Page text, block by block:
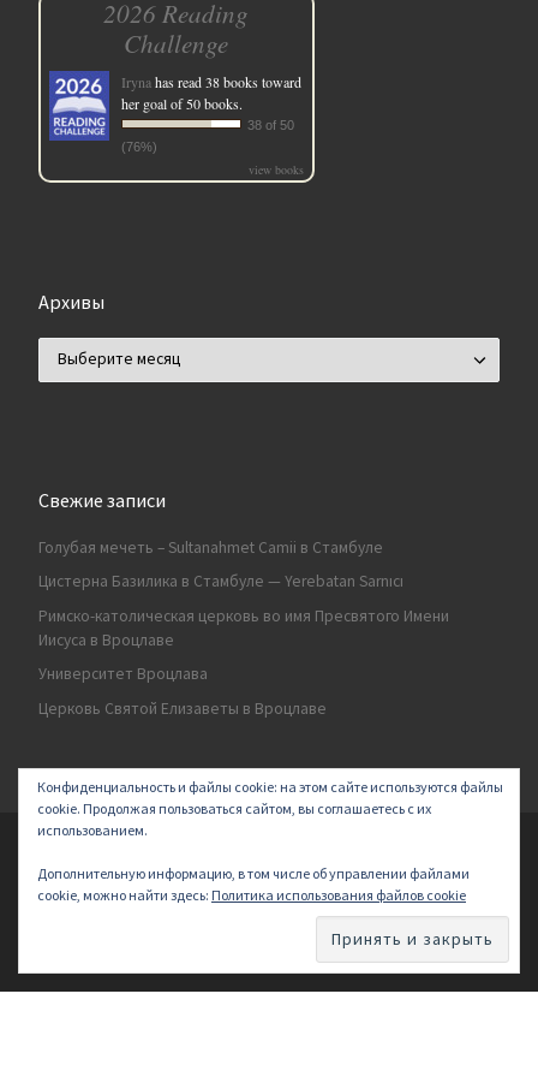
2026 Reading
Challenge
Irynahas read 38 books toward
her goal of 50 books.
38 of 50
(76%)
view books
Архивы
Свежие записи
Голубая мечеть – Sultanahmet Camii в Стамбуле
Цистерна Базилика в Стамбуле — Yerebatan Sarnıcı
Римско-католическая церковь во имя Пресвятого Имени
Иисуса в Вроцлаве
Университет Вроцлава
Церковь Святой Елизаветы в Вроцлаве
Designed with Customizr Pro Powered by
Конфиденциальность и файлы cookie: на этом сайте используются файлы
cookie. Продолжая пользоваться сайтом, вы соглашаетесь с их
использованием.
Дополнительную информацию, в том числе об управлении файлами
cookie, можно найти здесь: Политика использования файлов cookie